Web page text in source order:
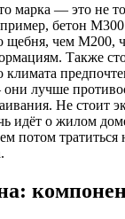
марка — это не
бетон
щебня, чем М200,
Также
климата
лучше
Не стоит
идёт о жилом
потом